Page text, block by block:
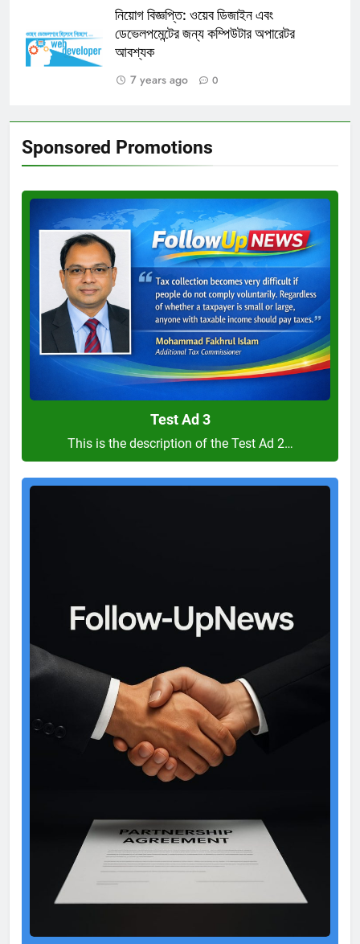
নিয়োগ বিজ্ঞপ্তি: ওয়েব ডিজাইন এবং
ডেভেলপমেন্টের জন্য কম্পিউটার অপারেটর
আবশ্যক
7 years ago
0
Sponsored Promotions
Test
Ad
3
Test Ad 3
This is the description of the Test Ad 2…